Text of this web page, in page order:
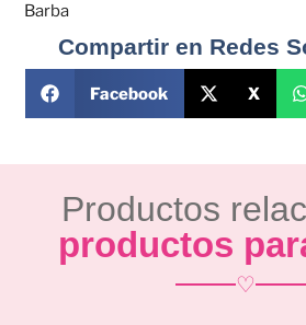
Barba
Compartir en Redes
Facebook X
Productos
productos
♡